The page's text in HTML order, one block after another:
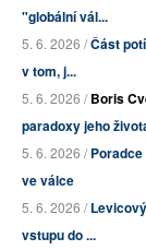
"globální vál...
5. 6. 2026 /Část
v tom, j...
5. 6. 2026 /Boris
paradoxy jeho
5. 6. 2026 /
ve válce
5. 6. 2026 /
vstupu do ...